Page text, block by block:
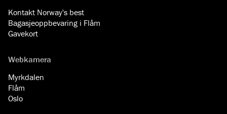
Kontakt Norway's best
Bagasjeoppbevaring i Flåm
Gavekort
Webkamera
Myrkdalen
Flåm
Oslo